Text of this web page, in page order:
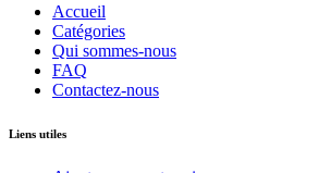
Accueil
Catégories
Qui sommes-nous
FAQ
Contactez-nous
Liens utiles